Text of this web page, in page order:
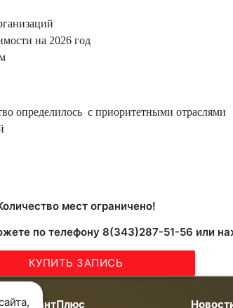
на 2026 год
определилось с приоритетными отраслями
мест ограничено!
по телефону 8(343)287-51-56 или
КУПИТЬ ЗАПИСЬ